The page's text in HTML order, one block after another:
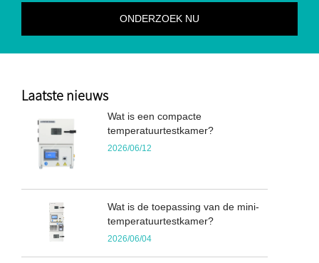
Laatste nieuws
Wat is een compacte
temperatuurtestkamer?
2026/06/12
Wat is de toepassing van de mini-
temperatuurtestkamer?
2026/06/04